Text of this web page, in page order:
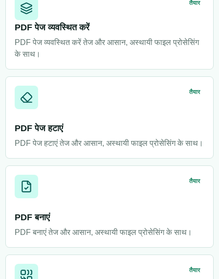
तैयार
PDF पेज व्यवस्थित करें
PDF पेज व्यवस्थित करें तेज और आसान, अस्थायी फाइल प्रोसेसिंग
के साथ।
तैयार
PDF पेज हटाएं
PDF पेज हटाएं तेज और आसान, अस्थायी फाइल प्रोसेसिंग के साथ।
तैयार
PDF बनाएं
PDF बनाएं तेज और आसान, अस्थायी फाइल प्रोसेसिंग के साथ।
तैयार